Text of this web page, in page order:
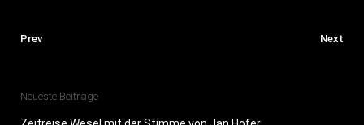
Prev Next
Neueste Beiträge